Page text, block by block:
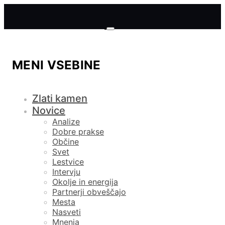
MENI VSEBINE
Zlati kamen
Novice
Analize
Dobre prakse
Občine
Svet
Lestvice
Intervju
Okolje in energija
Partnerji obveščajo
Mesta
Nasveti
Mnenja